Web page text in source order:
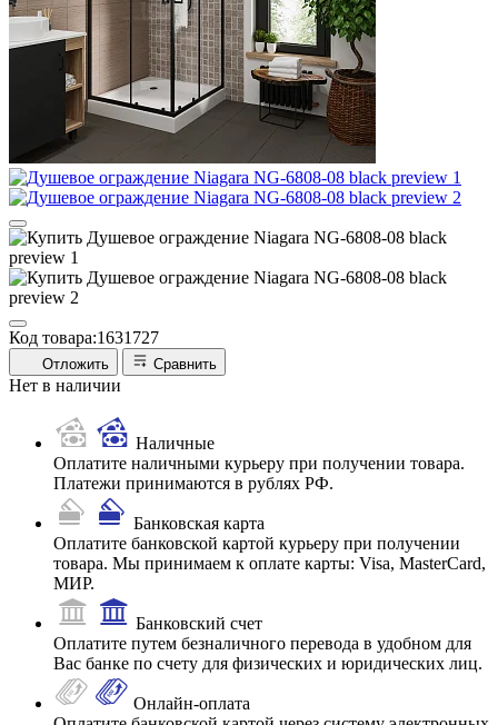
Код товара:1631727
Отложить Сравнить
Нет в наличии
Наличные
Оплатите наличными курьеру при получении товара.
Платежи принимаются в рублях РФ.
Банковская карта
Оплатите банковской картой курьеру при получении
товара. Мы принимаем к оплате карты: Visa, MasterCard,
МИР.
Банковский счет
Оплатите путем безналичного перевода в удобном для
Вас банке по счету для физических и юридических лиц.
Онлайн-оплата